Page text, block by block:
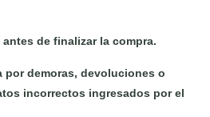
de finalizar la compra.
por demoras, devoluciones o
incorrectos ingresados por el